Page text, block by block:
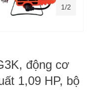
động cơ
1,09 HP, bộ
1/2